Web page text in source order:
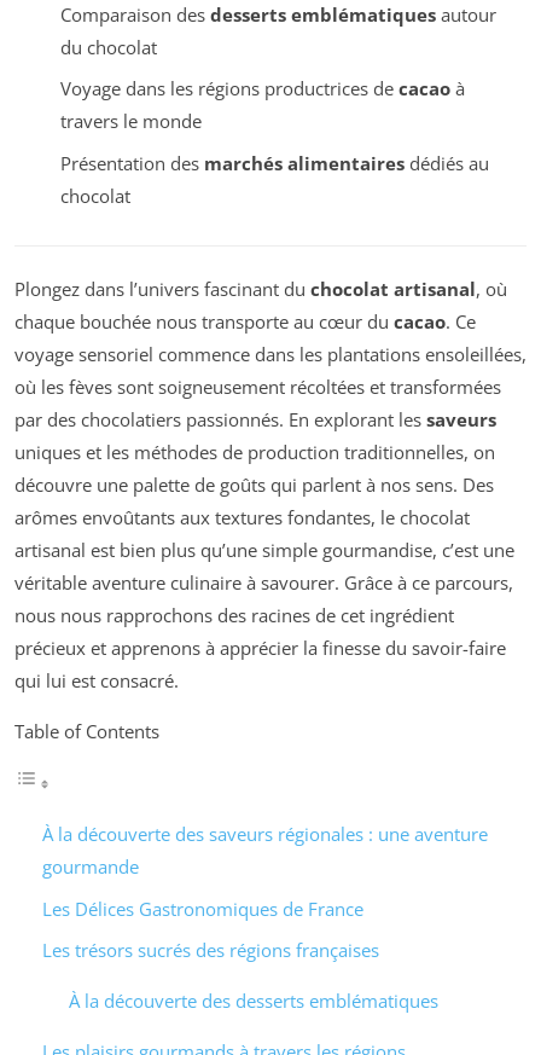
Comparaison des desserts emblématiquesautour
du chocolat
Voyage dans les régions productrices de cacaoà
travers le monde
Présentation des marchés alimentairesdédiés au
chocolat
Plongez dans l’univers fascinant du chocolat artisanal, où
chaque bouchée nous transporte au cœur du cacao. Ce
voyage sensoriel commence dans les plantations ensoleillées,
où les fèves sont soigneusement récoltées et transformées
par des chocolatiers passionnés. En explorant les saveurs
uniques et les méthodes de production traditionnelles, on
découvre une palette de goûts qui parlent à nos sens. Des
arômes envoûtants aux textures fondantes, le chocolat
artisanal est bien plus qu’une simple gourmandise, c’est une
véritable aventure culinaire à savourer. Grâce à ce parcours,
nous nous rapprochons des racines de cet ingrédient
précieux et apprenons à apprécier la finesse du savoir-faire
qui lui est consacré.
Table of Contents
À la découverte des saveurs régionales : une aventure
gourmande
Les Délices Gastronomiques de France
Les trésors sucrés des régions françaises
À la découverte des desserts emblématiques